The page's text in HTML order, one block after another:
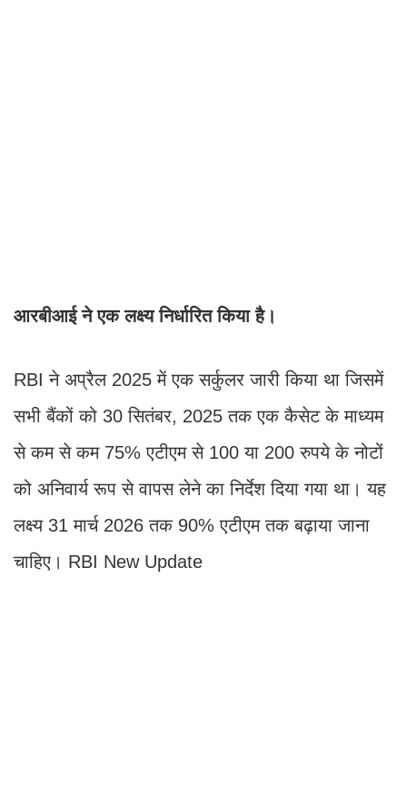
आरबीआई ने एक लक्ष्य निर्धारित किया है।
RBI ने अप्रैल 2025 में एक सर्कुलर जारी किया था जिसमें
सभी बैंकों को 30 सितंबर, 2025 तक एक कैसेट के माध्यम
से कम से कम 75% एटीएम से 100 या 200 रुपये के नोटों
को अनिवार्य रूप से वापस लेने का निर्देश दिया गया था। यह
लक्ष्य 31 मार्च 2026 तक 90% एटीएम तक बढ़ाया जाना
चाहिए। RBI New Update